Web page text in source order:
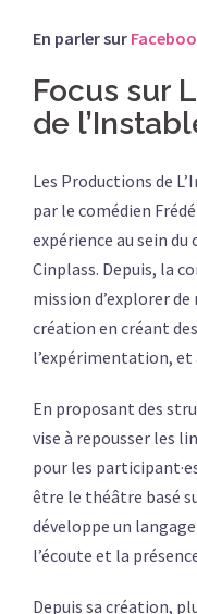
En parler sur
Focus sur
de
Les Productions de
par le comédien
expérience au sein
Cinplass. Depuis, la
mission d’explorer
création en créant
l’expérimentation, et
En proposant des
vise à repousser les
pour les
être le théâtre basé
développe un
l’écoute et la
Depuis sa création,